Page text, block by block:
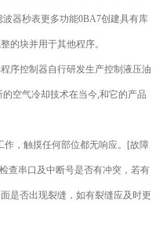
器秒表更多功能0BA7创建具有库
的块并用于其他程序。
序控制器自行研发生产控制液压油
空气冷却技术在当今,和它的产品
作，触摸任何部位都无响应。[故障
查串口及中断号是否有冲突，若有
是否出现裂缝，如有裂缝应及时更